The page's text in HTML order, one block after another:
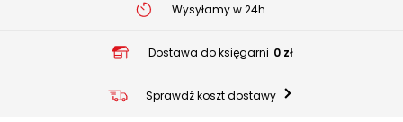
Wysyłamy w 24h
Dostawa do księgarni 0 zł
Sprawdź koszt dostawy